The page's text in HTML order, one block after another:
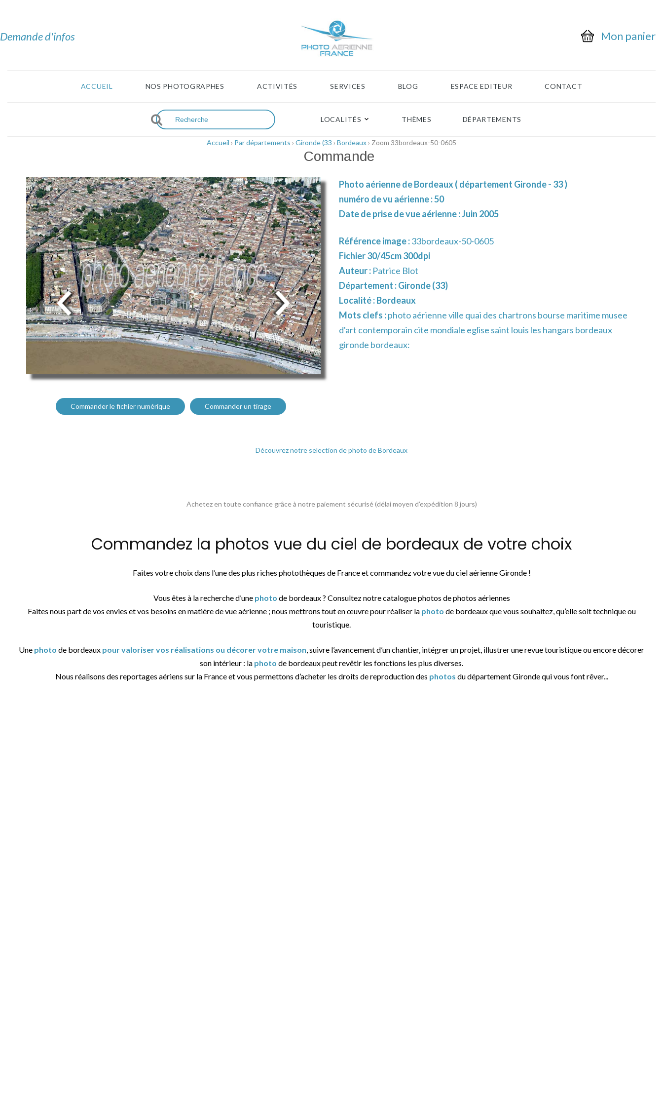
Demande d'infos Mon panier
ACCUEIL NOS PHOTOGRAPHES ACTIVITÉS SERVICES BLOG ESPACE EDITEUR CONTACT
LOCALITÉS THÈMES DÉPARTEMENTS
Accueil › Par départements › Gironde (33 › Bordeaux› Zoom 33bordeaux-50-0605
Commande
Commander le fichier numérique Commander un tirage
Photo aérienne de Bordeaux ( département Gironde - 33 )
numéro de vu aérienne : 50
Date de prise de vue aérienne : Juin 2005
Référence image :33bordeaux-50-0605
Fichier 30/45cm 300dpi
Auteur : Patrice Blot
Département :Gironde (33)
Localité :Bordeaux
Mots clefs :photo aérienne ville quai des chartrons bourse maritime musee
d'art contemporain cite mondiale eglise saint louis les hangars bordeaux
gironde bordeaux:
Découvrez notre selection de photo de Bordeaux
Achetez en toute confiance grâce à notre paiement sécurisé (délai moyen d’expédition 8 jours)
Commandez la photos vue du ciel de bordeaux de votre choix
Faites votre choix dans l’une des plus riches photothèques de France et commandez votre vue du ciel aérienne Gironde !
Vous êtes à la recherche d’une photo de bordeaux ? Consultez notre catalogue photos de photos aériennes
Faites nous part de vos envies et vos besoins en matière de vue aérienne ; nous mettrons tout en œuvre pour réaliser la photo de bordeaux que vous souhaitez, qu’elle soit technique ou
touristique.
Une photo de bordeaux pour valoriser vos réalisations ou décorer votre maison, suivre l’avancement d’un chantier, intégrer un projet, illustrer une revue touristique ou encore décorer
son intérieur : la photo de bordeaux peut revêtir les fonctions les plus diverses.
Nous réalisons des reportages aériens sur la France et vous permettons d’acheter les droits de reproduction des photos du département Gironde qui vous font rêver...